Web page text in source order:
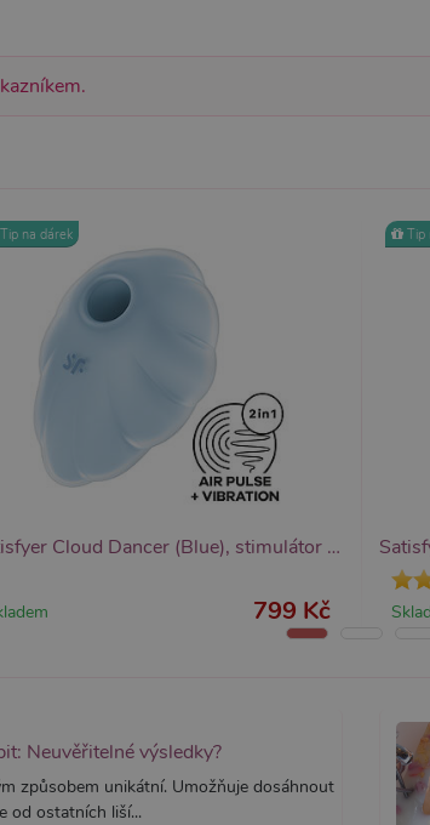
Tip na dárek
Satisfyer Cloud Dancer (Blue), stimulátor klitorisu
799 Kč
Tip
Neuvěřitelné výsledky?
způsobem unikátní. Umožňuje dosáhnout
od ostatních liší...
.xsexshop.cz
Tento soubor cookie
funkčnost webu.
/
Tento název souboru cookie je spojen s
používané analytické služby Google. Tento
přiřazením náhodně vygenerovaného čísla
stránku na webu a slouží k výpočtu údajů o
webů.
Provider /
Widget živého chatu nastavuje soubory
identifikaci zařízení napříč návštěvami.